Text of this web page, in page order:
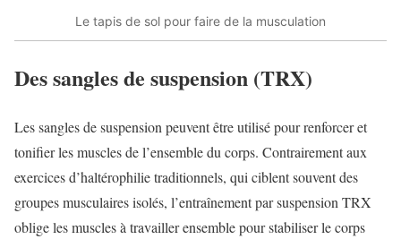
Le tapis de sol pour faire de la musculation
Des sangles de suspension (TRX)
Les sangles de suspension peuvent être utilisé pour renforcer et
tonifier les muscles de l’ensemble du corps. Contrairement aux
exercices d’haltérophilie traditionnels, qui ciblent souvent des
groupes musculaires isolés, l’entraînement par suspension TRX
oblige les muscles à travailler ensemble pour stabiliser le corps